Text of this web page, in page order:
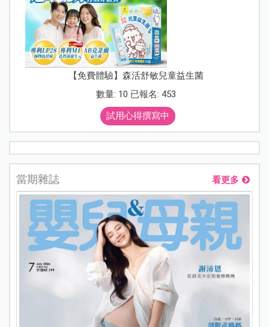
【免費體驗】森活舒敏兒童益生菌
數量: 10 已報名: 453
試用心得撰寫中
當期雜誌 看更多